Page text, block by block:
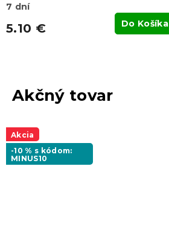
7 dní
5.10 € Do Košíka
Akčný tovar
Akcia
-10 % s kódom:
MINUS10